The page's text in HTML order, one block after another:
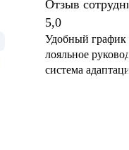
Отзыв
5,0
Удобный график
лояльное
система